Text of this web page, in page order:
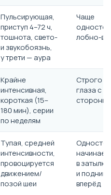
Пульсирующая,
приступ 4–72 ч,
тошнота, свето-
и звукобоязнь,
у трети — аура
Чаще
лобно-
Крайне
интенсивная,
короткая (15–
180 мин), серии
по неделям
Строго
глаза с
стороны
Тупая, средней
интенсивности,
провоцируется
движением/
позой шеи
в затылке
и
вперёд